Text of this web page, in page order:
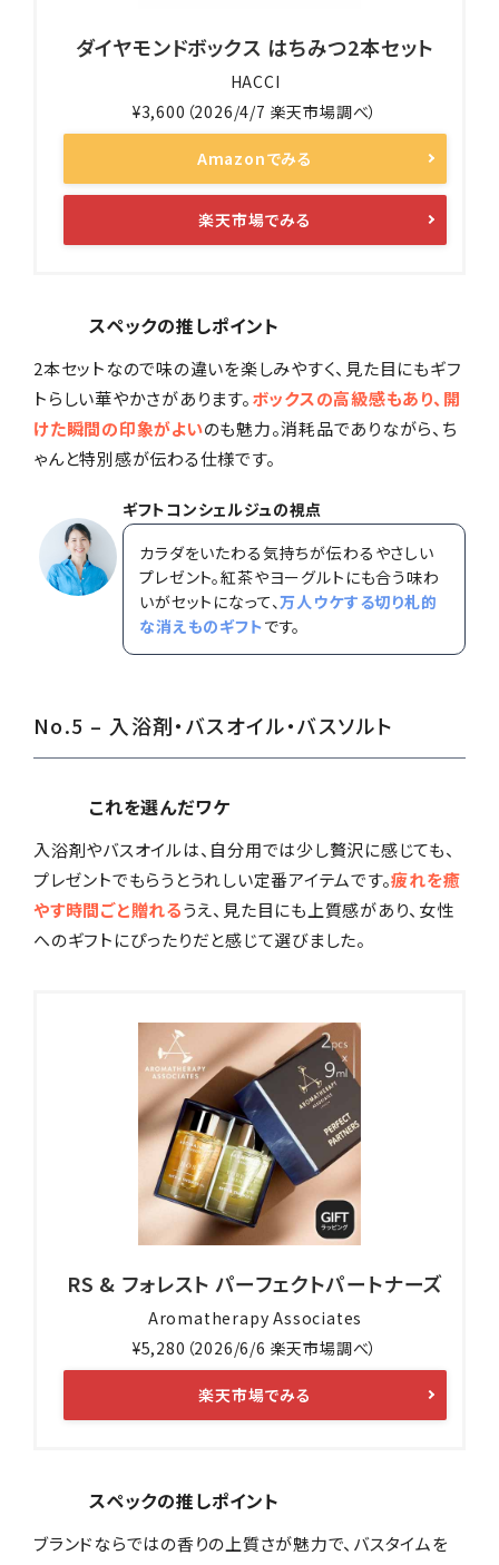
ダイヤモンドボックス はちみつ2本セット
HACCI
¥3,600（2026/4/7 楽天市場調べ）
Amazonでみる
楽天市場でみる
スペックの推しポイント
2本セットなので味の違いを楽しみやすく、見た目にもギフ
トらしい華やかさがあります。ボックスの高級感もあり、開
けた瞬間の印象がよいのも魅力。消耗品でありながら、ち
ゃんと特別感が伝わる仕様です。
ギフトコンシェルジュの視点
カラダをいたわる気持ちが伝わるやさしい
プレゼント。紅茶やヨーグルトにも合う味わ
いがセットになって、万人ウケする切り札的
な消えものギフトです。
No.5 – 入浴剤・バスオイル・バスソルト
これを選んだワケ
入浴剤やバスオイルは、自分用では少し贅沢に感じても、
プレゼントでもらうとうれしい定番アイテムです。疲れを癒
やす時間ごと贈れるうえ、見た目にも上質感があり、女性
へのギフトにぴったりだと感じて選びました。
RS & フォレスト パーフェクトパートナーズ
Aromatherapy Associates
¥5,280（2026/6/6 楽天市場調べ）
楽天市場でみる
スペックの推しポイント
ブランドならではの香りの上質さが魅力で、バスタイムを